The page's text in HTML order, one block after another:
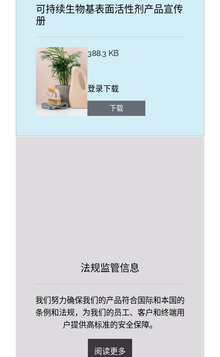
可持续生物基表面活性剂产品宣传
册
388.3 KB
登录下载
下载
法规监管信息
我们努力确保我们的产品符合国际和本国的
条例和法规，为我们的员工、客户和终端用
户提供高标准的安全保障。
阅读更多